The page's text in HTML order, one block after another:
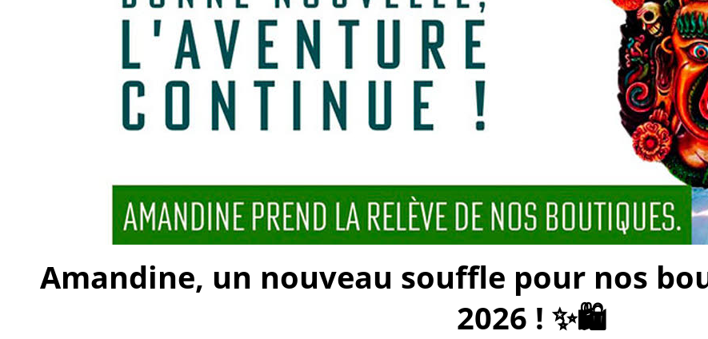
Amandine, un nouveau souffle pour nos
2026 ! ✨🛍️